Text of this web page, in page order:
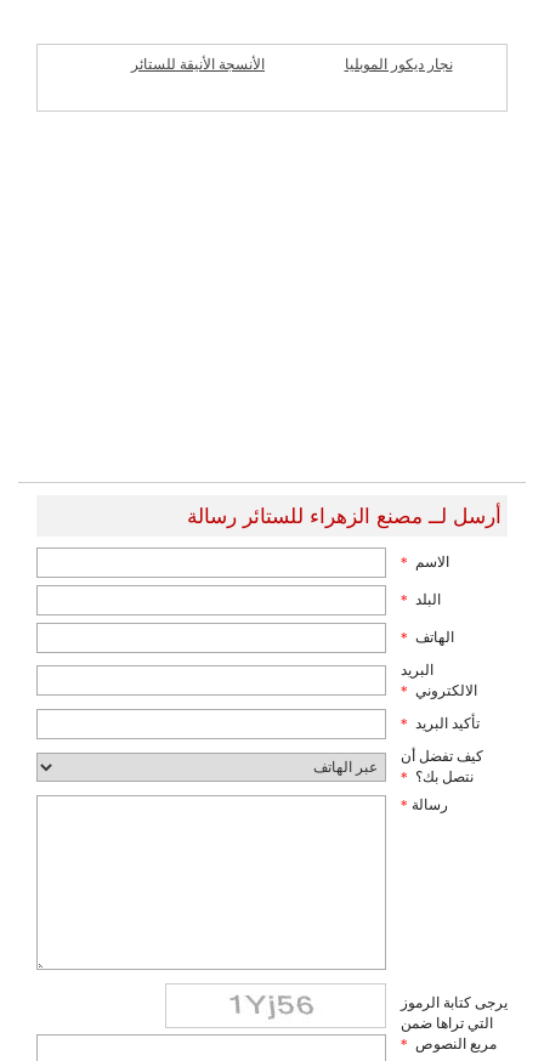
نجار ديكور الموبليا الأنسجة الأنيقة للستائر
أرسل لــ مصنع الزهراء للستائر رسالة
الاسم *
البلد *
الهاتف *
البريد
الالكتروني *
تأكيد البريد *
كيف تفضل أن
نتصل بك؟ *
رسالة *
يرجى كتابة الرموز
التي تراها ضمن
مربع النصوص *